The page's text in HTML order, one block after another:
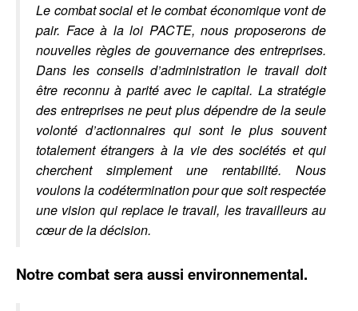
Le combat social et le combat économique vont de
pair. Face à la loi PACTE, nous proposerons de
nouvelles règles de gouvernance des entreprises.
Dans les conseils d’administration le travail doit
être reconnu à parité avec le capital. La stratégie
des entreprises ne peut plus dépendre de la seule
volonté d’actionnaires qui sont le plus souvent
totalement étrangers à la vie des sociétés et qui
cherchent simplement une rentabilité. Nous
voulons la codétermination pour que soit respectée
une vision qui replace le travail, les travailleurs au
cœur de la décision.
Notre combat sera aussi environnemental.